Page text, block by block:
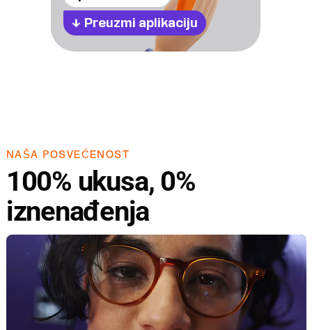
↓ Preuzmi aplikaciju
NAŠA POSVEĆENOST
100% ukusa, 0%
iznenađenja